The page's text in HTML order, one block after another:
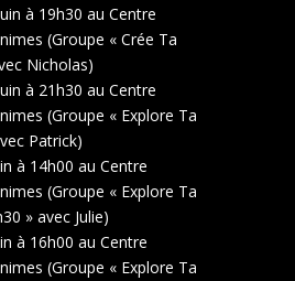
à 19h30 au Centre
(Groupe « Crée Ta
Nicholas)
à 21h30 au Centre
(Groupe « Explore Ta
Patrick)
à 14h00 au Centre
(Groupe « Explore Ta
» avec Julie)
à 16h00 au Centre
(Groupe « Explore Ta